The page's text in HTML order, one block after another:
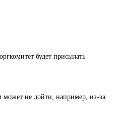
будет присылать
может не дойти, например, из-за